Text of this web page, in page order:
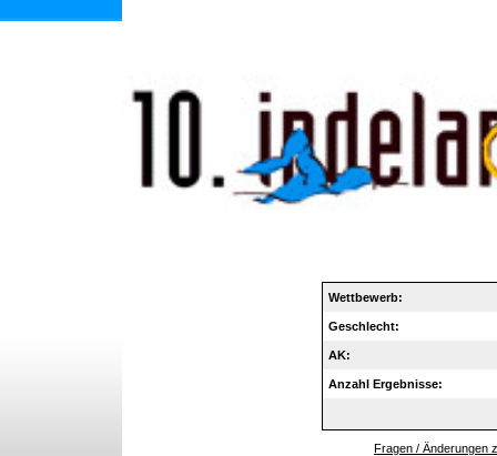
Wettbewerb:
Geschlecht:
AK:
Anzahl Ergebnisse:
Fragen / Änderungen